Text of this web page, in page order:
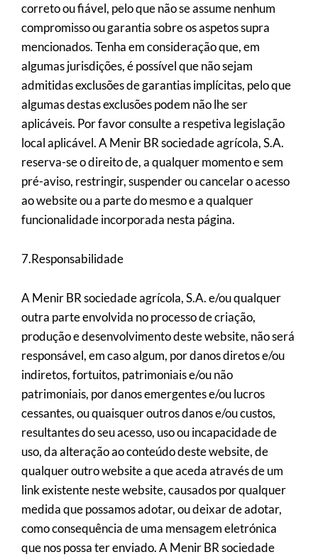
correto ou fiável, pelo que não se assume nenhum
compromisso ou garantia sobre os aspetos supra
mencionados. Tenha em consideração que, em
algumas jurisdições, é possível que não sejam
admitidas exclusões de garantias implícitas, pelo que
algumas destas exclusões podem não lhe ser
aplicáveis. Por favor consulte a respetiva legislação
local aplicável. A Menir BR sociedade agrícola, S.A.
reserva-se o direito de, a qualquer momento e sem
pré-aviso, restringir, suspender ou cancelar o acesso
ao website ou a parte do mesmo e a qualquer
funcionalidade incorporada nesta página.
7.Responsabilidade
A Menir BR sociedade agrícola, S.A. e/ou qualquer
outra parte envolvida no processo de criação,
produção e desenvolvimento deste website, não será
responsável, em caso algum, por danos diretos e/ou
indiretos, fortuitos, patrimoniais e/ou não
patrimoniais, por danos emergentes e/ou lucros
cessantes, ou quaisquer outros danos e/ou custos,
resultantes do seu acesso, uso ou incapacidade de
uso, da alteração ao conteúdo deste website, de
qualquer outro website a que aceda através de um
link existente neste website, causados por qualquer
medida que possamos adotar, ou deixar de adotar,
como consequência de uma mensagem eletrónica
que nos possa ter enviado. A Menir BR sociedade